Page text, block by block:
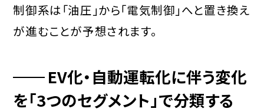
制御系は「油圧」から「電気制御」へと置き換え
が進むことが予想されます。
EV化・自動運転化に伴う変化
を「3つのセグメント」で分類する